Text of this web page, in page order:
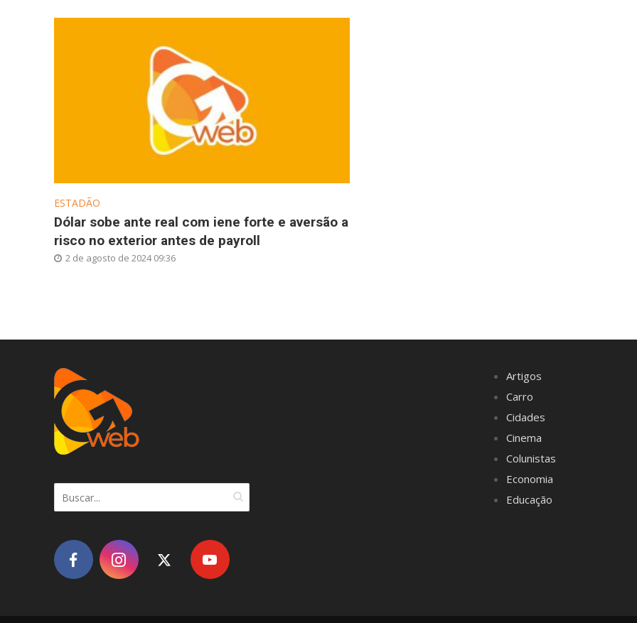
ESTADÃO
Dólar sobe ante real com iene forte e aversão a
risco no exterior antes de payroll
2 de agosto de 2024 09:36
Artigos
Carro
Cidades
Cinema
Colunistas
Economia
Educação